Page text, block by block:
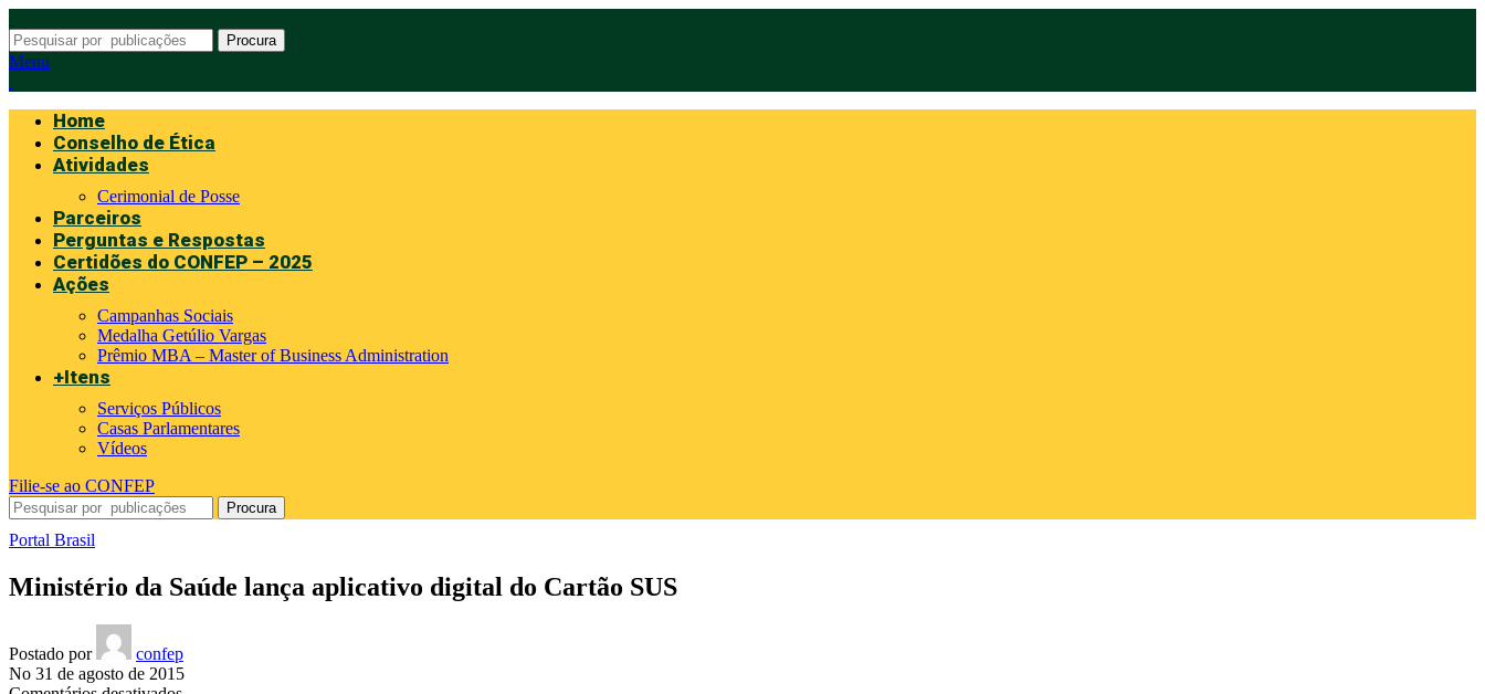
Procura
Menu
Home
Conselho de Ética
Atividades
Cerimonial de Posse
Parceiros
Perguntas e Respostas
Certidões do CONFEP – 2025
Ações
Campanhas Sociais
Medalha Getúlio Vargas
Prêmio MBA – Master of Business Administration
+Itens
Serviços Públicos
Casas Parlamentares
Vídeos
Filie-se ao CONFEP
Procura
Portal Brasil
Ministério da Saúde lança aplicativo digital do Cartão SUS
Postado por
confep
No 31 de agosto de 2015